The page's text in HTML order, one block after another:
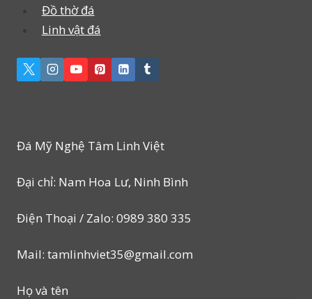
Đồ thờ đá
Linh vật đá
Đá Mỹ Nghệ Tâm Linh Việt
Đại chỉ: Nam Hoa Lư, Ninh Bình
Điện Thoại / Zalo: 0989 380 335
Mail: tamlinhviet35@gmail.com
Họ và tên